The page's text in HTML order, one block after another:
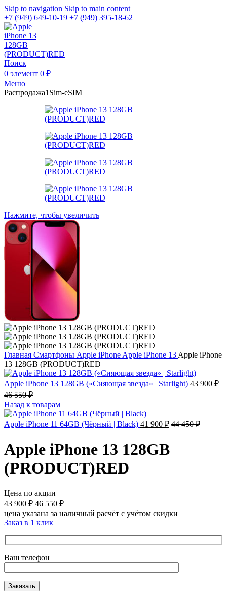
Skip to navigation Skip to main content
+7 (949) 649-10-19 +7 (949) 395-18-62
Поиск
0 элемент 0 ₽
Меню
Распродажа1Sim-eSIM
Нажмите, чтобы увеличить
Главная Смартфоны Apple iPhone Apple iPhone 13 Apple iPhone
13 128GB (PRODUCT)RED
Apple iPhone 13 128GB («Сияющая звезда» | Starlight) 43 900 ₽
46 550₽
Назад к товарам
Apple iPhone 11 64GB (Чёрный | Black) 41 900 ₽ 44 450₽
Apple iPhone 13 128GB
(PRODUCT)RED
Цена по акции
43 900 ₽ 46 550 ₽
цена указана за наличный расчёт с учётом скидки
Заказ в 1 клик
Ваш телефон